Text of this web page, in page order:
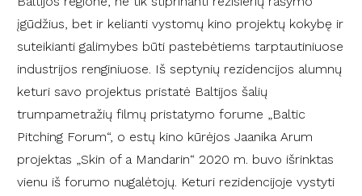
įgūdžius, bet ir kelianti vystomų kino projektų kokybę ir
suteikianti galimybes būti pastebėtiems tarptautiniuose
industrijos renginiuose. Iš septynių rezidencijos alumnų
keturi savo projektus pristatė Baltijos šalių
trumpametražių filmų pristatymo forume „Baltic
Pitching Forum“, o estų kino kūrėjos Jaanika Arum
projektas „Skin of a Mandarin“ 2020 m. buvo išrinktas
vienu iš forumo nugalėtojų. Keturi rezidencijoje vystyti